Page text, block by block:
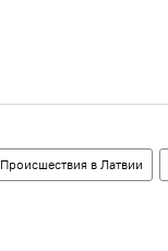
Происшествия в Латвии